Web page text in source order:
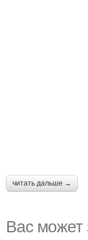
читать дальше →
Вас может